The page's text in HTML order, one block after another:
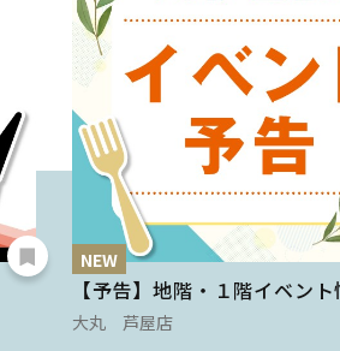
NEW
【予告】地階・１階イベン
大丸 芦屋店